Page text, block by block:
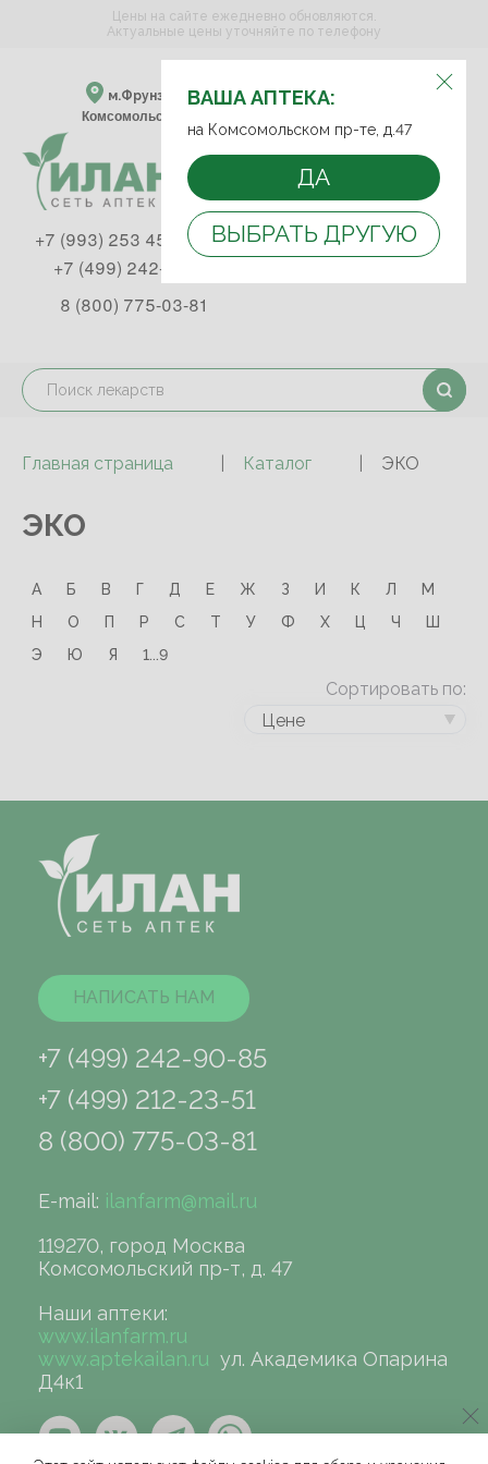
ВЫБЕРИТЕ АПТЕКУ:
м.Фрунзенская м.Спортивная
Комсомольский пр-т, д. 47
ВАША АПТЕКА:
на Комсомольском пр-те, д.47
ДА
ВЫБРАТЬ ДРУГУЮ
Цены на сайте ежедневно обновляются.
Актуальные цены уточняйте по телефону
+7 (993) 253 45 93
+7 (499) 242-90-85
8 (800) 775-03-81
Главная страница Каталог ЭКО
ЭКО
А Б В Г Д Е Ж З И К Л
М
Н
О П Р С Т У Ф Х Ц Ч
Ш
Э
Ю Я 1...9
Сортировать по:
Цене
НАПИСАТЬ НАМ
+7 (499) 242-90-85
+7 (499) 212-23-51
8 (800) 775-03-81
E-mail: ilanfarm@mail.ru
119270, город Москва
Комсомольский пр-т, д. 47
Наши аптеки:
www.ilanfarm.ru
www.aptekailan.ru ул. Академика Опарина
Д4к1